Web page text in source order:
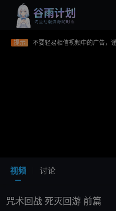
提示
如果无法播放请重新刷新页面
提示
提示
不要轻易相信视频中的广告，
视频 讨论
咒术回战 死灭回游 前篇